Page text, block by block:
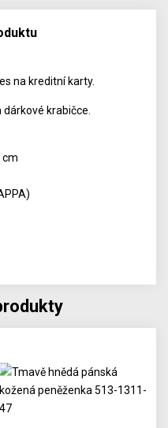
na kreditní karty.
krabičce.
cm